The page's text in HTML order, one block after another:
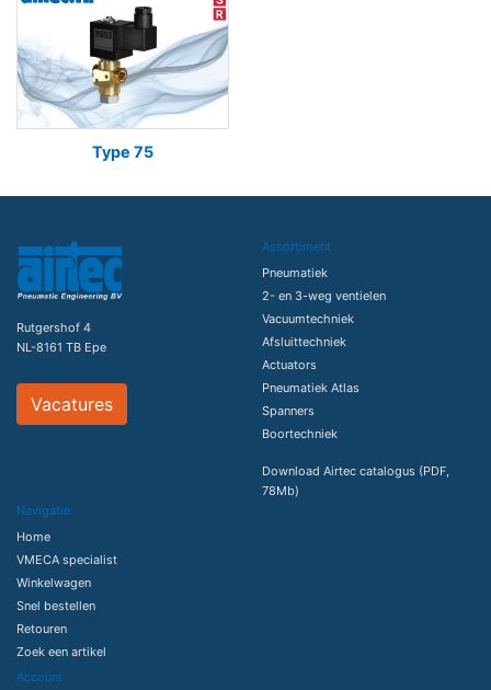
Type 75
Rutgershof 4
NL-8161 TB Epe
Vacatures
Assortiment
Pneumatiek
2- en 3-weg ventielen
Vacuumtechniek
Afsluittechniek
Actuators
Pneumatiek Atlas
Spanners
Boortechniek
Download Airtec catalogus (PDF,
78Mb)
Navigatie
Home
VMECA specialist
Winkelwagen
Snel bestellen
Retouren
Zoek een artikel
Account